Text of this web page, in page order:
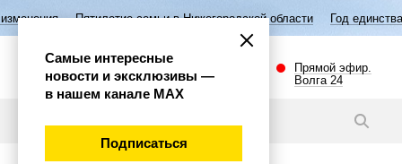
семьи в Нижегородской области Год единства народов
Прямой эфир.
Волга 24
Самые интересные
новости и эксклюзивы —
в нашем канале МАХ
Подписаться